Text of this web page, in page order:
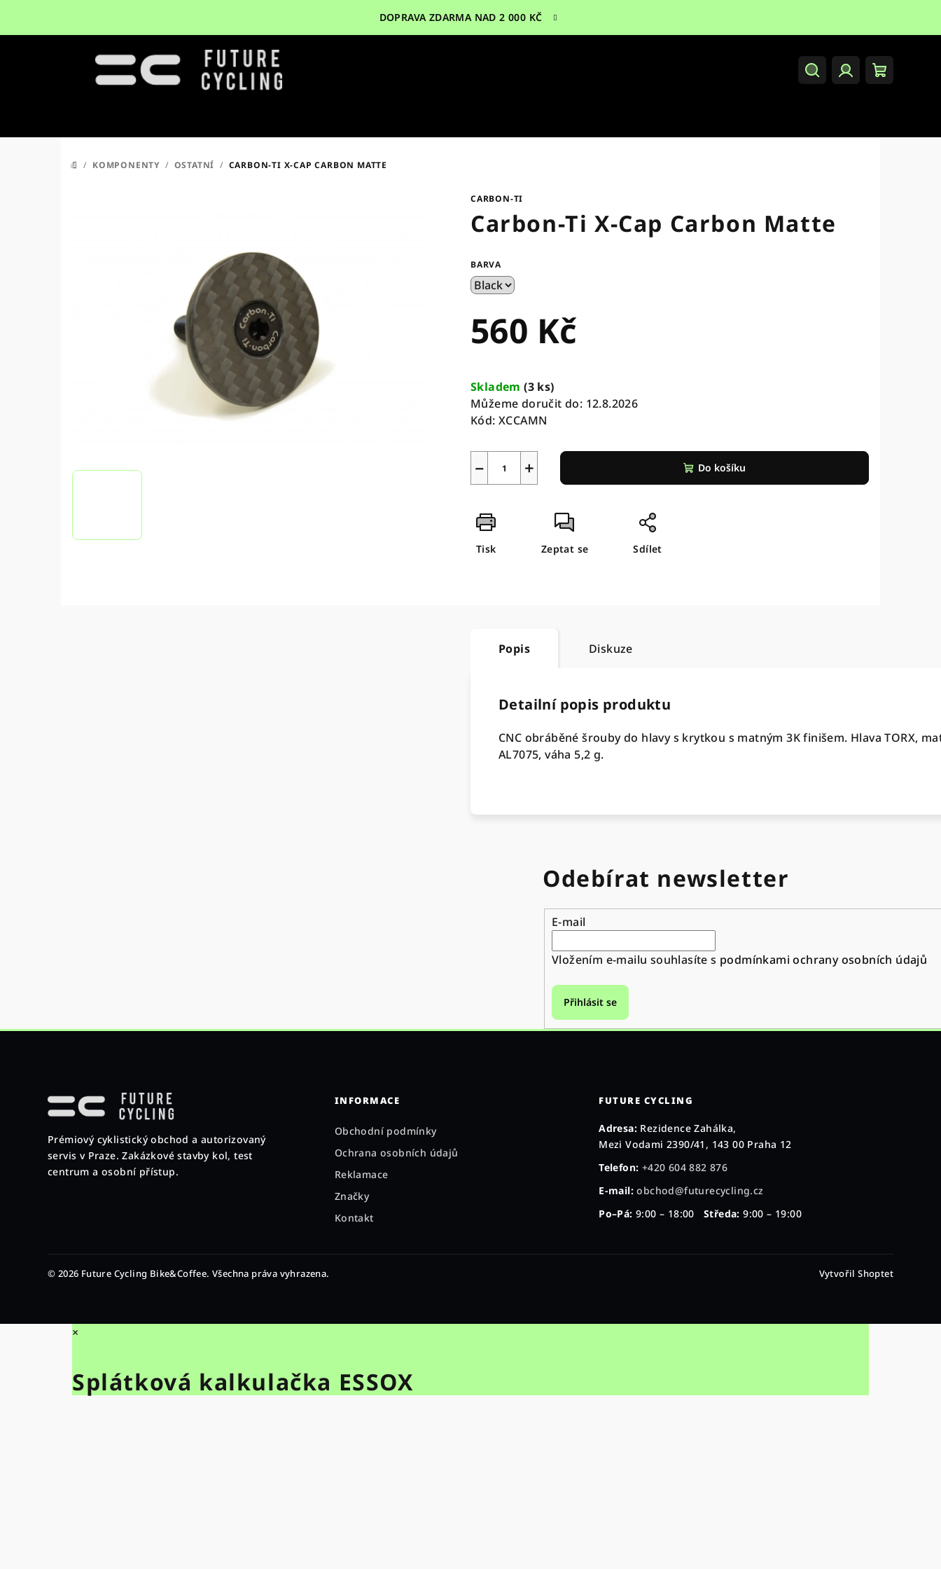
DOPRAVA ZDARMA NAD 2 000 KČ
HledatPřihlášeníNákupní
DOMŮ
/ KOMPONENTY / OSTATNÍ / CARBON-TI X-CAP CARBON MATTE
CARBON-TI
Carbon-Ti X-Cap Carbon Matte
BARVA
560 Kč
cena:
Skladem(3 ks)
Můžeme doručit do: 12.8.2026
Kód: XCCAMN
+
− Do košíku
Tisk Zeptat se Sdílet
Popis Diskuze
Detailní popis produktu
CNC obráběné šrouby do hlavy s krytkou s matným 3K finišem. Hlava TORX,
AL7075, váha 5,2 g.
Odebírat newsletter
E-mail
Vložením e-mailu souhlasíte s podmínkami ochrany osobních údajů
Přihlásit se
Prémiový cyklistický obchod a autorizovaný
servis v Praze. Zakázkové stavby kol, test
centrum a osobní přístup.
INFORMACE
Obchodní podmínky
Ochrana osobních údajů
Reklamace
Značky
Kontakt
FUTURE CYCLING
Adresa: Rezidence Zahálka,
Mezi Vodami 2390/41, 143 00 Praha 12
Telefon: +420 604 882 876
E-mail: obchod@futurecycling.cz
Po–Pá: 9:00 – 18:00Středa: 9:00 – 19:00
© 2026 Future Cycling Bike&Coffee. Všechna práva vyhrazena. Vytvořil Shoptet
×
Splátková kalkulačka ESSOX